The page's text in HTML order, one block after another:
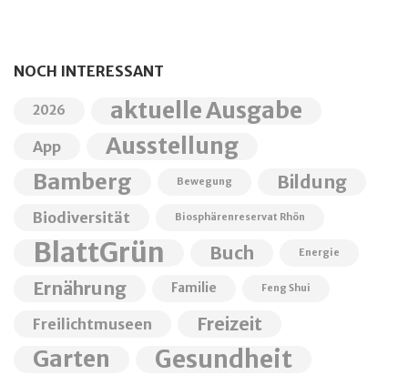
NOCH INTERESSANT
2026 aktuelle Ausgabe
App Ausstellung
Bamberg Bewegung Bildung
Biodiversität Biosphärenreservat Rhön
BlattGrün Buch Energie
Ernährung Familie Feng Shui
Freilichtmuseen Freizeit
Garten Gesundheit